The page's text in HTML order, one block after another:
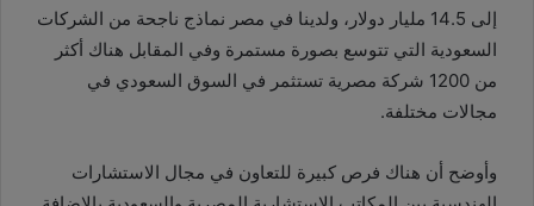
إلى 14.5 مليار دولار، ولدينا في مصر نماذج ناجحة من الشركات
السعودية التي تتوسع بصورة مستمرة وفي المقابل هناك أكثر
من 1200 شركة مصرية تستثمر في السوق السعودي في
مجالات مختلفة.
وأوضح أن هناك فرص كبيرة للتعاون في مجال الاستشارات